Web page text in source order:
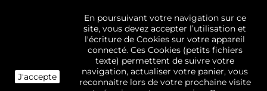
d’occasion pour toutes marques et modèles. Plus de
22 400 références (Lave-linge, Sèche-linge, Lave-
vaisselle, Micro-ondes, Fours, Cuisinières, Plaques de
cuisson, Réfrigérateurs, Congélateurs, aspirateurs,
Télévisions, LCD, Plasma, Téléviseur.)
Les pièces d’occasion sont révisées, testées pas nos
J'accepte
En poursuivant votre navigation sur ce
site, vous devez accepter l’utilisation et
l'écriture de Cookies sur votre appareil
connecté. Ces Cookies (petits fichiers
texte) permettent de suivre votre
navigation, actualiser votre panier, vous
reconnaitre lors de votre prochaine visite